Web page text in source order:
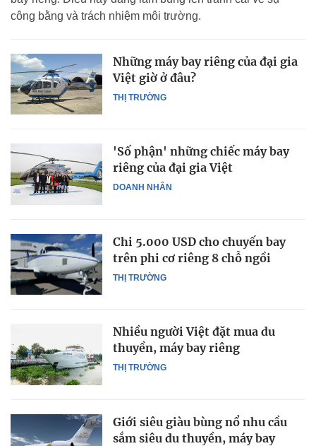
công bằng và trách nhiệm môi trường.
THỊ TRƯỜNG
Những máy bay riêng của đại gia
Việt giờ ở đâu?
DOANH NHÂN
'Số phận' những chiếc máy bay
riêng của đại gia Việt
THỊ TRƯỜNG
Chi 5.000 USD cho chuyến bay
trên phi cơ riêng 8 chỗ ngồi
THỊ TRƯỜNG
Nhiều người Việt đặt mua du
thuyền, máy bay riêng
Giới siêu giàu bùng nổ nhu cầu
sắm siêu du thuyền, máy bay